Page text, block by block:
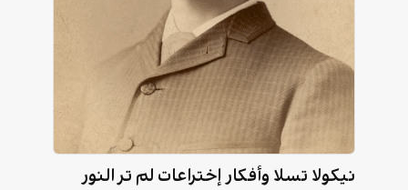
نيكولا تسلا وأفكار إختراعات لم تر النور